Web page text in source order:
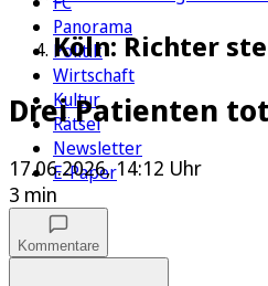
Panorama
Politik
Wirtschaft
Kultur
Rätsel
Newsletter
E-Paper
Köln: Richter
Drei Patienten tot
17.06.2026, 14:12 Uhr
3 min
Kommentare